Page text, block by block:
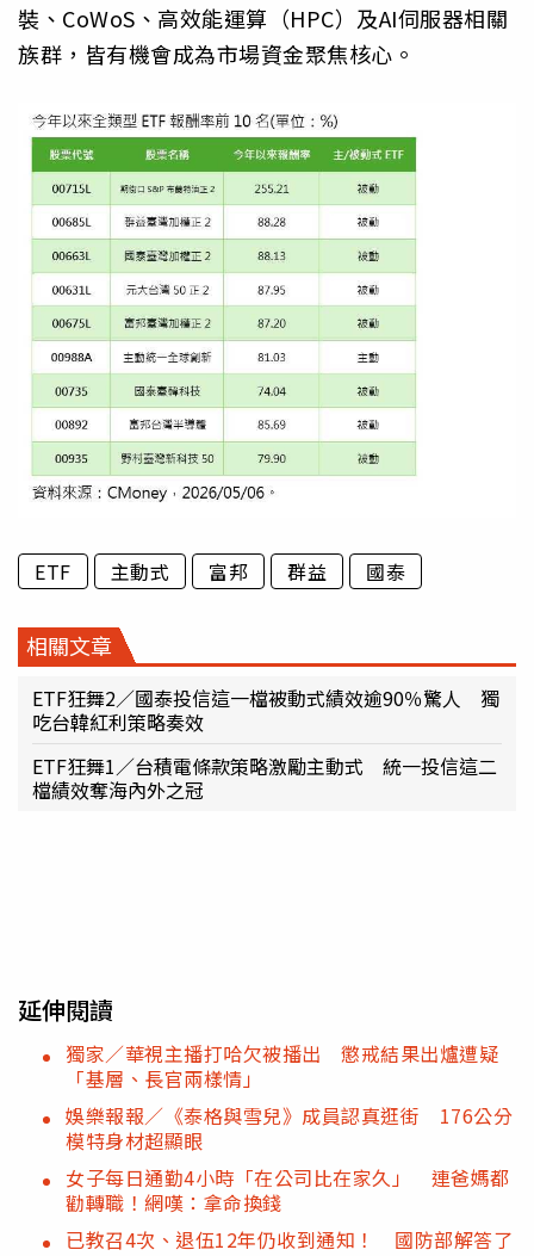
裝、CoWoS、高效能運算（HPC）及AI伺服器相關
族群，皆有機會成為市場資金聚焦核心。
ETF 主動式 富邦 群益 國泰
相關文章
ETF狂舞2／國泰投信這一檔被動式績效逾90％驚人 獨
吃台韓紅利策略奏效
ETF狂舞1／台積電條款策略激勵主動式 統一投信這二
檔績效奪海內外之冠
延伸閱讀
獨家／華視主播打哈欠被播出 懲戒結果出爐遭疑
「基層、長官兩樣情」
娛樂報報／《泰格與雪兒》成員認真逛街 176公分
模特身材超顯眼
女子每日通勤4小時「在公司比在家久」 連爸媽都
勸轉職！網嘆：拿命換錢
已教召4次、退伍12年仍收到通知！ 國防部解答了